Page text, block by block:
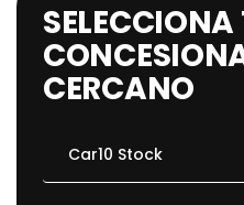
SELECCIONA
CERCANO